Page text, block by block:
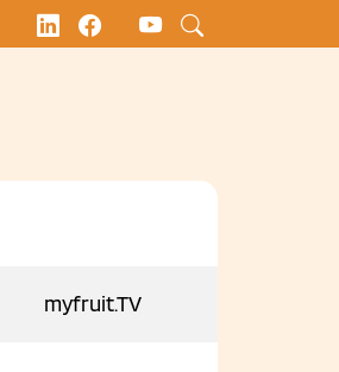
myfruit.TV